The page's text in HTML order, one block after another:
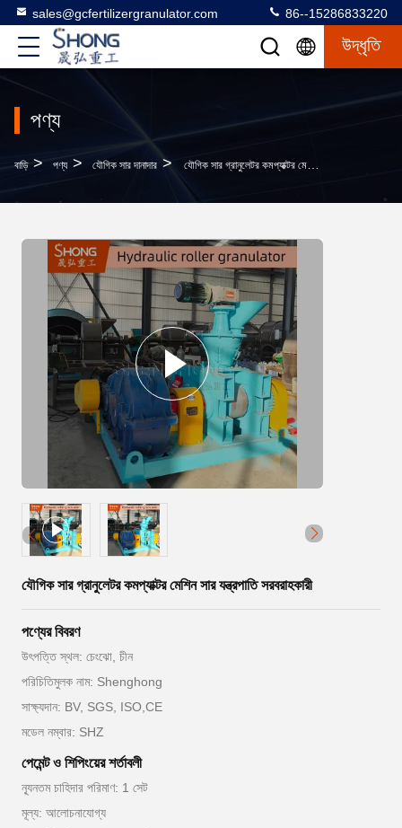
sales@gcfertilizergranulator.com 86--15286833220
উদ্ধৃতি
পণ্য
বাড়ি > পণ্য > যৌগিক সার দানাদার > যৌগিক সার গ্রানুলেটর কমপ্যাক্টর মেশিন সার যন্ত্রপাতি সরবরাহকারী
যৌগিক সার গ্রানুলেটর কমপ্যাক্টর মেশিন সার যন্ত্রপাতি সরবরাহকারী
পণ্যের বিবরণ
উৎপত্তি স্থল: চেংঝো, চীন
পরিচিতিমুলক নাম: Shenghong
সাক্ষ্যদান: BV, SGS, ISO,CE
মডেল নম্বার: SHZ
পেমেন্ট ও শিপিংয়ের শর্তাবলী
ন্যূনতম চাহিদার পরিমাণ: 1 সেট
মূল্য: আলোচনাযোগ্য